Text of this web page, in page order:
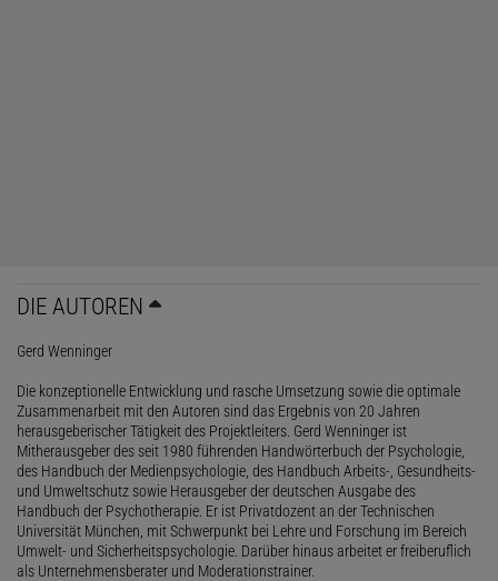
DIE AUTOREN
Gerd Wenninger
Die konzeptionelle Entwicklung und rasche Umsetzung sowie die optimale
Zusammenarbeit mit den Autoren sind das Ergebnis von 20 Jahren
herausgeberischer Tätigkeit des Projektleiters. Gerd Wenninger ist
Mitherausgeber des seit 1980 führenden Handwörterbuch der Psychologie,
des Handbuch der Medienpsychologie, des Handbuch Arbeits-, Gesundheits-
und Umweltschutz sowie Herausgeber der deutschen Ausgabe des
Handbuch der Psychotherapie. Er ist Privatdozent an der Technischen
Universität München, mit Schwerpunkt bei Lehre und Forschung im Bereich
Umwelt- und Sicherheitspsychologie. Darüber hinaus arbeitet er freiberuflich
als Unternehmensberater und Moderationstrainer.